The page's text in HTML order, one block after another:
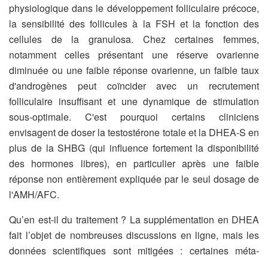
physiologique dans le développement folliculaire précoce,
la sensibilité des follicules à la FSH et la fonction des
cellules de la granulosa. Chez certaines femmes,
notamment celles présentant une réserve ovarienne
diminuée ou une faible réponse ovarienne, un faible taux
d'androgènes peut coïncider avec un recrutement
folliculaire insuffisant et une dynamique de stimulation
sous-optimale. C'est pourquoi certains cliniciens
envisagent de doser la testostérone totale et la DHEA-S en
plus de la SHBG (qui influence fortement la disponibilité
des hormones libres), en particulier après une faible
réponse non entièrement expliquée par le seul dosage de
l'AMH/AFC.
Qu’en est-il du traitement ? La supplémentation en DHEA
fait l’objet de nombreuses discussions en ligne, mais les
données scientifiques sont mitigées : certaines méta-